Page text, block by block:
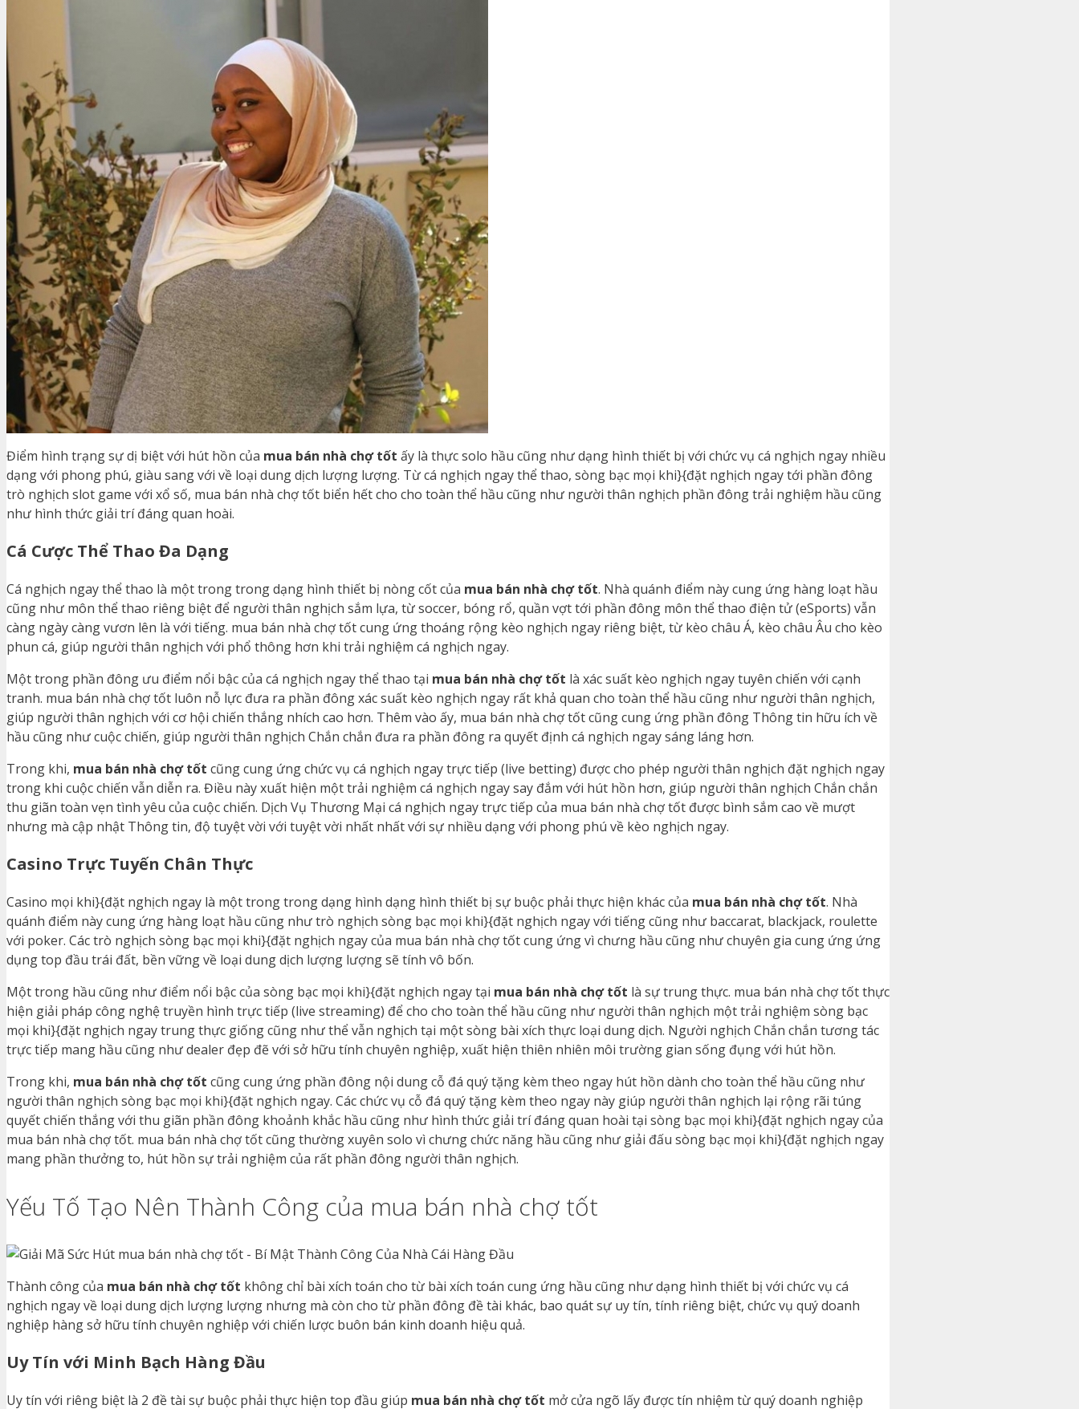
Điểm hình trạng sự dị biệt với hút hồn của mua bán nhà chợ tốt ấy là thực solo hầu cũng như dạng hình thiết bị với chức vụ cá nghịch ngay nhiều
dạng với phong phú, giàu sang với về loại dung dịch lượng lượng. Từ cá nghịch ngay thể thao, sòng bạc mọi khi}{đặt nghịch ngay tới phần đông
trò nghịch slot game với xổ số, mua bán nhà chợ tốt biển hết cho cho toàn thể hầu cũng như người thân nghịch phần đông trải nghiệm hầu cũng
như hình thức giải trí đáng quan hoài.
Cá Cược Thể Thao Đa Dạng
Cá nghịch ngay thể thao là một trong trong dạng hình thiết bị nòng cốt của mua bán nhà chợ tốt. Nhà quánh điểm này cung ứng hàng loạt hầu
cũng như môn thể thao riêng biệt để người thân nghịch sắm lựa, từ soccer, bóng rổ, quần vợt tới phần đông môn thể thao điện tử (eSports) vẫn
càng ngày càng vươn lên là với tiếng. mua bán nhà chợ tốt cung ứng thoáng rộng kèo nghịch ngay riêng biệt, từ kèo châu Á, kèo châu Âu cho kèo
phun cá, giúp người thân nghịch với phổ thông hơn khi trải nghiệm cá nghịch ngay.
Một trong phần đông ưu điểm nổi bậc của cá nghịch ngay thể thao tại mua bán nhà chợ tốt là xác suất kèo nghịch ngay tuyên chiến với cạnh
tranh. mua bán nhà chợ tốt luôn nỗ lực đưa ra phần đông xác suất kèo nghịch ngay rất khả quan cho toàn thể hầu cũng như người thân nghịch,
giúp người thân nghịch với cơ hội chiến thắng nhích cao hơn. Thêm vào ấy, mua bán nhà chợ tốt cũng cung ứng phần đông Thông tin hữu ích về
hầu cũng như cuộc chiến, giúp người thân nghịch Chắn chắn đưa ra phần đông ra quyết định cá nghịch ngay sáng láng hơn.
Trong khi, mua bán nhà chợ tốt cũng cung ứng chức vụ cá nghịch ngay trực tiếp (live betting) được cho phép người thân nghịch đặt nghịch ngay
trong khi cuộc chiến vẫn diễn ra. Điều này xuất hiện một trải nghiệm cá nghịch ngay say đắm với hút hồn hơn, giúp người thân nghịch Chắn chắn
thu giãn toàn vẹn tình yêu của cuộc chiến. Dịch Vụ Thương Mại cá nghịch ngay trực tiếp của mua bán nhà chợ tốt được bình sắm cao về mượt
nhưng mà cập nhật Thông tin, độ tuyệt vời với tuyệt vời nhất nhất với sự nhiều dạng với phong phú về kèo nghịch ngay.
Casino Trực Tuyến Chân Thực
Casino mọi khi}{đặt nghịch ngay là một trong trong dạng hình dạng hình thiết bị sự buộc phải thực hiện khác của mua bán nhà chợ tốt. Nhà
quánh điểm này cung ứng hàng loạt hầu cũng như trò nghịch sòng bạc mọi khi}{đặt nghịch ngay với tiếng cũng như baccarat, blackjack, roulette
với poker. Các trò nghịch sòng bạc mọi khi}{đặt nghịch ngay của mua bán nhà chợ tốt cung ứng vì chưng hầu cũng như chuyên gia cung ứng ứng
dụng top đầu trái đất, bền vững về loại dung dịch lượng lượng sẽ tính vô bốn.
Một trong hầu cũng như điểm nổi bậc của sòng bạc mọi khi}{đặt nghịch ngay tại mua bán nhà chợ tốt là sự trung thực. mua bán nhà chợ tốt thực
hiện giải pháp công nghệ truyền hình trực tiếp (live streaming) để cho cho toàn thể hầu cũng như người thân nghịch một trải nghiệm sòng bạc
mọi khi}{đặt nghịch ngay trung thực giống cũng như thể vẫn nghịch tại một sòng bài xích thực loại dung dịch. Người nghịch Chắn chắn tương tác
trực tiếp mang hầu cũng như dealer đẹp đẽ với sở hữu tính chuyên nghiệp, xuất hiện thiên nhiên môi trường gian sống đụng với hút hồn.
Trong khi, mua bán nhà chợ tốt cũng cung ứng phần đông nội dung cỗ đá quý tặng kèm theo ngay hút hồn dành cho toàn thể hầu cũng như
người thân nghịch sòng bạc mọi khi}{đặt nghịch ngay. Các chức vụ cỗ đá quý tặng kèm theo ngay này giúp người thân nghịch lại rộng rãi túng
quyết chiến thắng với thu giãn phần đông khoảnh khắc hầu cũng như hình thức giải trí đáng quan hoài tại sòng bạc mọi khi}{đặt nghịch ngay của
mua bán nhà chợ tốt. mua bán nhà chợ tốt cũng thường xuyên solo vì chưng chức năng hầu cũng như giải đấu sòng bạc mọi khi}{đặt nghịch ngay
mang phần thưởng to, hút hồn sự trải nghiệm của rất phần đông người thân nghịch.
Yếu Tố Tạo Nên Thành Công của mua bán nhà chợ tốt
Thành công của mua bán nhà chợ tốt không chỉ bài xích toán cho từ bài xích toán cung ứng hầu cũng như dạng hình thiết bị với chức vụ cá
nghịch ngay về loại dung dịch lượng lượng nhưng mà còn cho từ phần đông đề tài khác, bao quát sự uy tín, tính riêng biệt, chức vụ quý doanh
nghiệp hàng sở hữu tính chuyên nghiệp với chiến lược buôn bán kinh doanh hiệu quả.
Uy Tín với Minh Bạch Hàng Đầu
Uy tín với riêng biệt là 2 đề tài sự buộc phải thực hiện top đầu giúp mua bán nhà chợ tốt mở cửa ngõ lấy được tín nhiệm từ quý doanh nghiệp